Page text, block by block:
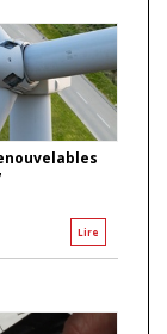
Lire